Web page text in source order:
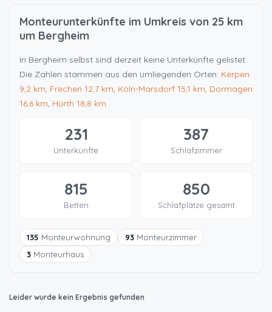
Monteurunterkünfte im Umkreis von 25 km
um Bergheim
In Bergheim selbst sind derzeit keine Unterkünfte gelistet.
Die Zahlen stammen aus den umliegenden Orten: Kerpen
9,2 km, Frechen 12,7 km, Köln-Marsdorf 15,1 km, Dormagen
16,6 km, Hürth 18,8 km
231
Unterkünfte
387
Schlafzimmer
815
Betten
850
Schlafplätze gesamt
135 Monteurwohnung 93 Monteurzimmer
3 Monteurhaus
Leider wurde kein Ergebnis gefunden